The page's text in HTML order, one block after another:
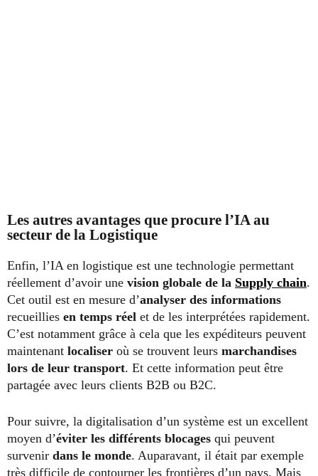
Les autres avantages que procure l’IA au
secteur de la Logistique
Enfin, l’IA en logistique est une technologie permettant
réellement d’avoir une vision globale de la Supply chain.
Cet outil est en mesure d’analyser des informations
recueillies en temps réel et de les interprétées rapidement.
C’est notamment grâce à cela que les expéditeurs peuvent
maintenant localiser où se trouvent leurs marchandises
lors de leur transport. Et cette information peut être
partagée avec leurs clients B2B ou B2C.
Pour suivre, la digitalisation d’un système est un excellent
moyen d’éviter les différents blocages qui peuvent
survenir dans le monde. Auparavant, il était par exemple
très difficile de contourner les frontières d’un pays. Mais